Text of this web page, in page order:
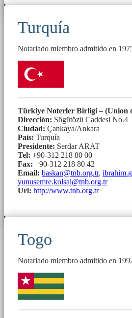
Turquía
Notariado miembro admitido en
Türkiye Noterler Birligi – (Union
Dirección: Sögütözü Caddesi No.4
Ciudad: Çankaya/Ankara
País: Turquía
Presidente: Serdar ARAT
Tel: +90-312 218 80 00
Fax: +90-312 218 80 42
Email: baskan@tnb.org.tr,
yunusemre.kolsal@tnb.org.tr
Url: http://www.tnb.org.tr
Togo
Notariado miembro admitido en